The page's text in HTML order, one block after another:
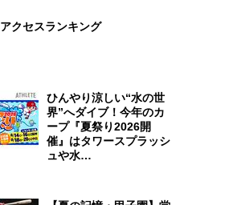
アクセスランキング
ひんやり涼しい“水の世
界”へダイブ！今年のカ
ープ『夏祭り2026開
催』はタワースプラッシ
ュや水…